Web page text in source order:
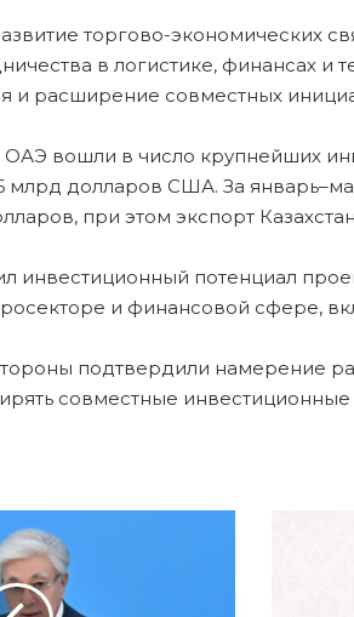
торгово-экономических
в логистике, финансах и
и расширение совместных
ОАЭ вошли в число крупнейших
млрд долларов США. За
при этом экспорт
инвестиционный потенциал
и финансовой сфере,
подтвердили намерение
совместные инвестиционные